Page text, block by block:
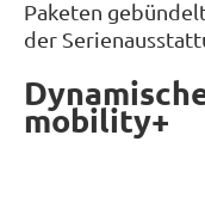
Paketen
der
mobility+